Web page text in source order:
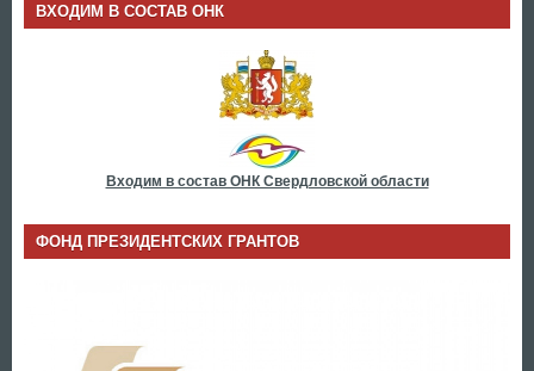
ВХОДИМ В СОСТАВ ОНК
Входим в состав ОНК Свердловской области
ФОНД ПРЕЗИДЕНТСКИХ ГРАНТОВ